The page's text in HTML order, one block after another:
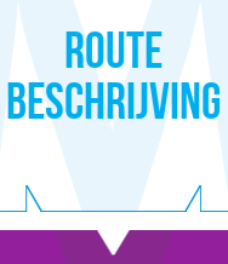
Route
beschrijving